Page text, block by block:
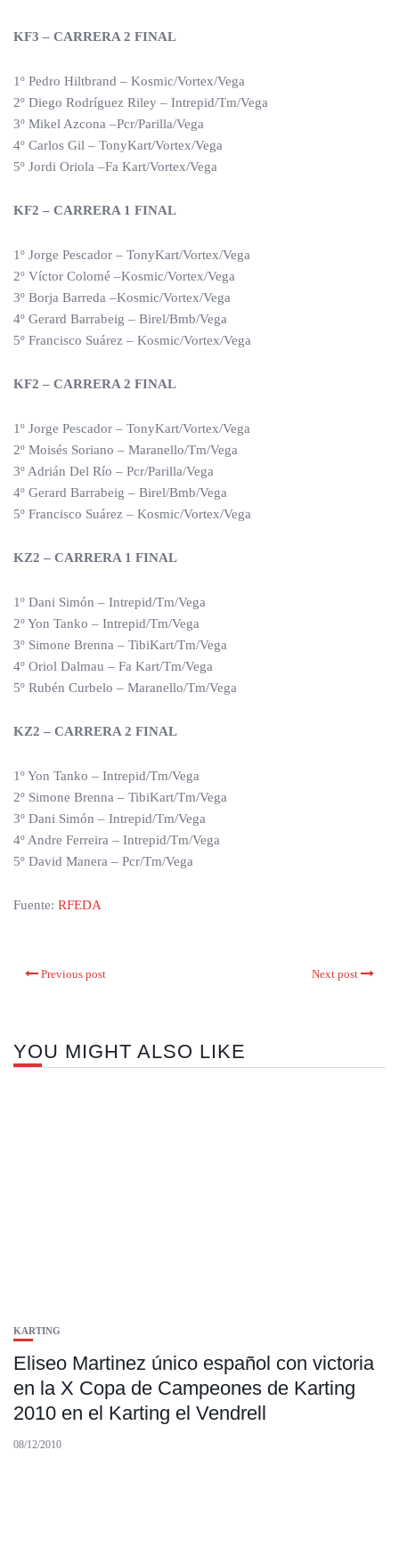
KF3 – CARRERA 2 FINAL
1º Pedro Hiltbrand – Kosmic/Vortex/Vega
2º Diego Rodríguez Riley – Intrepid/Tm/Vega
3º Mikel Azcona –Pcr/Parilla/Vega
4º Carlos Gil – TonyKart/Vortex/Vega
5º Jordi Oriola –Fa Kart/Vortex/Vega
KF2 – CARRERA 1 FINAL
1º Jorge Pescador – TonyKart/Vortex/Vega
2º Víctor Colomé –Kosmic/Vortex/Vega
3º Borja Barreda –Kosmic/Vortex/Vega
4º Gerard Barrabeig – Birel/Bmb/Vega
5º Francisco Suárez – Kosmic/Vortex/Vega
KF2 – CARRERA 2 FINAL
1º Jorge Pescador – TonyKart/Vortex/Vega
2º Moisés Soriano – Maranello/Tm/Vega
3º Adrián Del Río – Pcr/Parilla/Vega
4º Gerard Barrabeig – Birel/Bmb/Vega
5º Francisco Suárez – Kosmic/Vortex/Vega
KZ2 – CARRERA 1 FINAL
1º Dani Simón – Intrepid/Tm/Vega
2º Yon Tanko – Intrepid/Tm/Vega
3º Simone Brenna – TibiKart/Tm/Vega
4º Oriol Dalmau – Fa Kart/Tm/Vega
5º Rubén Curbelo – Maranello/Tm/Vega
KZ2 – CARRERA 2 FINAL
1º Yon Tanko – Intrepid/Tm/Vega
2º Simone Brenna – TibiKart/Tm/Vega
3º Dani Simón – Intrepid/Tm/Vega
4º Andre Ferreira – Intrepid/Tm/Vega
5º David Manera – Pcr/Tm/Vega
Fuente: RFEDA
Previous post Next post
YOU MIGHT ALSO LIKE
KARTING
Eliseo Martinez único español con victoria
en la X Copa de Campeones de Karting
2010 en el Karting el Vendrell
08/12/2010